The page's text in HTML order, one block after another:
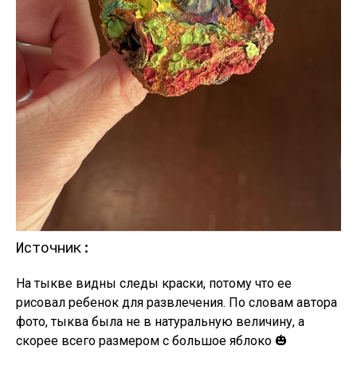
Источник:
На тыкве видны следы краски, потому что ее
рисовал ребенок для развлечения. По словам автора
фото, тыква была не в натуральную величину, а
скорее всего размером с большое яблоко 🎃